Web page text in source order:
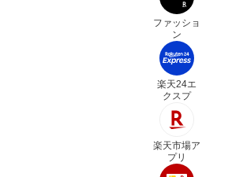
ファッショ
ン
楽天24エ
クスプ
楽天市場ア
プリ